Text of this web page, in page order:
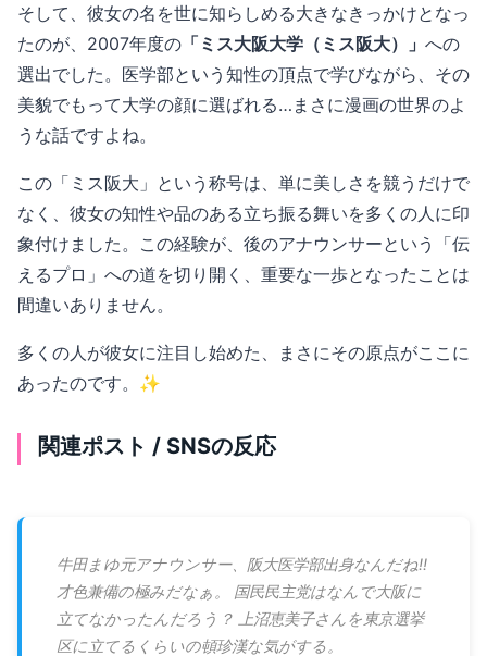
そして、彼女の名を世に知らしめる大きなきっかけとなっ
たのが、2007年度の 「ミス大阪大学（ミス阪大）」 への
選出でした。医学部という知性の頂点で学びながら、その
美貌でもって大学の顔に選ばれる…まさに漫画の世界のよ
うな話ですよね。
この「ミス阪大」という称号は、単に美しさを競うだけで
なく、彼女の知性や品のある立ち振る舞いを多くの人に印
象付けました。この経験が、後のアナウンサーという「伝
えるプロ」への道を切り開く、重要な一歩となったことは
間違いありません。
多くの人が彼女に注目し始めた、まさにその原点がここに
あったのです。✨
関連ポスト / SNSの反応
牛田まゆ元アナウンサー、阪大医学部出身なんだね‼︎
才色兼備の極みだなぁ。 国民民主党はなんで大阪に
立てなかったんだろう？ 上沼恵美子さんを東京選挙
区に立てるくらいの頓珍漢な気がする。